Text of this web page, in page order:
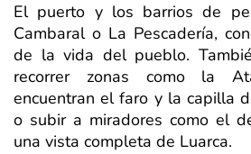
El puerto y los barrios de
Cambaral o La Pescadería,
de la vida del pueblo.
recorrer zonas como la
encuentran el faro y la capilla
o subir a miradores como el
una vista completa de Luarca.